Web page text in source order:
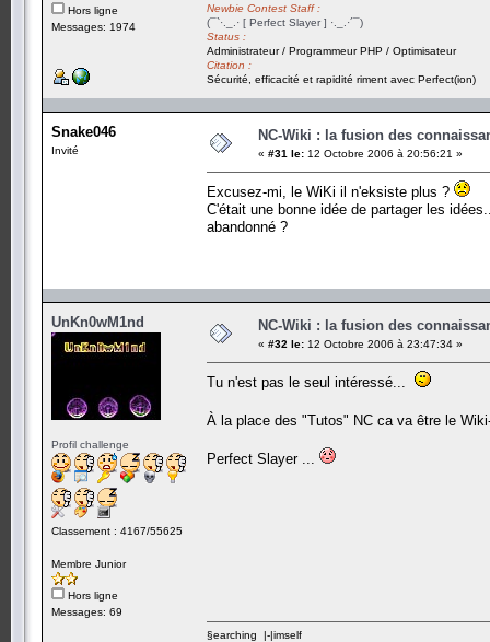
Hors ligne
Messages: 1974
Newbie Contest Staff :
(¯`·._.· [ Perfect Slayer ] ·._.·´¯)
Status :
Administrateur / Programmeur PHP / Optimisateur
Citation :
Sécurité, efficacité et rapidité riment avec Perfect(ion)
Snake046
Invité
NC-Wiki : la fusion des
« #31 le: 12 Octobre 2006 à 20:56:21 »
Excusez-mi, le WiKi il n'eksiste plus ?
C'était une bonne idée de partager les
abandonné ?
UnKn0wM1nd
Profil challenge
Classement : 4167/55625
Membre Junior
Hors ligne
Messages: 69
NC-Wiki : la fusion des
« #32 le: 12 Octobre 2006 à 23:47:34 »
Tu n'est pas le seul intéressé...
À la place des "Tutos" NC ca va être le
Perfect Slayer ...
§earching |-|imself